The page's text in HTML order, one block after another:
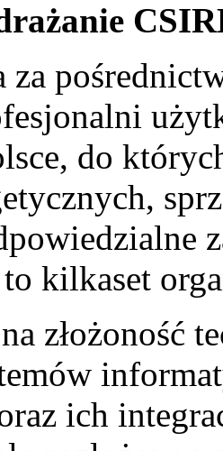
za
do
kilkaset
złożoność
ich